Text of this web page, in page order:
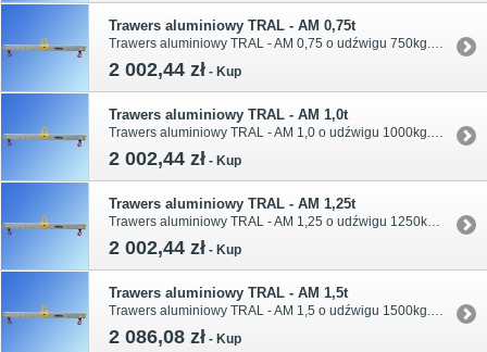
Trawers aluminiowy TRAL - AM 0,75t
2 002,44 zł - Kup
Trawers aluminiowy TRAL - AM 1,0t
2 002,44 zł - Kup
Trawers aluminiowy TRAL - AM 1,25t
2 002,44 zł - Kup
Trawers aluminiowy TRAL - AM 1,5t
2 086,08 zł - Kup